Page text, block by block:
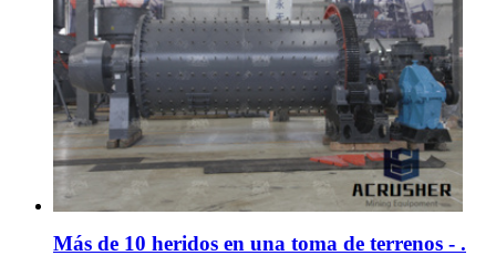
Más de 10 heridos en una toma de terrenos - .